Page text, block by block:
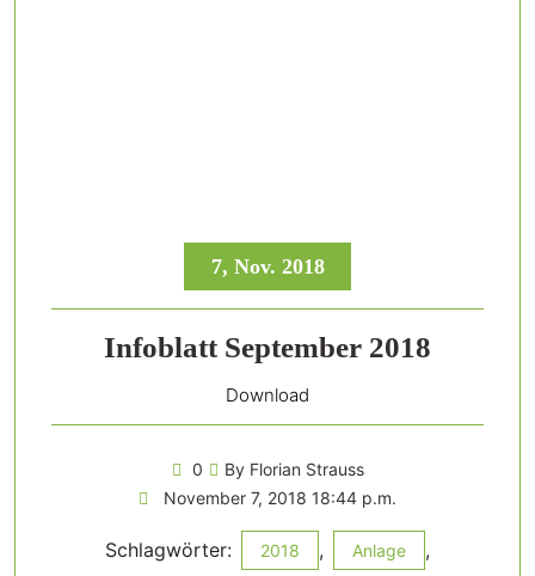
7, Nov. 2018
Infoblatt September 2018
Download
0
By Florian Strauss
November 7, 2018 18:44 p.m.
Schlagwörter: 2018 , Anlage ,